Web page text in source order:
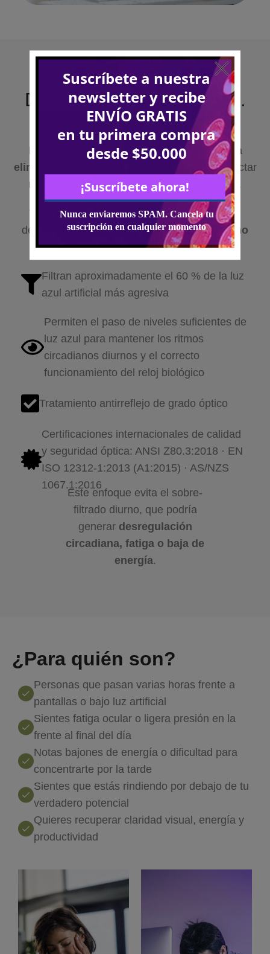
Diseño óptico consciente.
Lo que nos diferencia
Proteger los ojos durante el díano significa
eliminar la luz azul
, ya que hacerlo podría afectar
negativamente los ritmos biológicos diurnos.
Tras años de pruebas y experiencia técnica,
desarrollamos lentes con unequilibrio óptimo
entre protección ocular y confort visual
Filtran aproximadamente el 60 % de la luz
azul artificial más agresiva
Permiten el paso de niveles suficientes de
luz azul para mantener los ritmos
circadianos diurnos y el correcto
funcionamiento del reloj biológico
Tratamiento antirreflejo de grado óptico
Certificaciones internacionales de calidad
y seguridad óptica: ANSI Z80.3:2018 · EN
ISO 12312-1:2013 (A1:2015) · AS/NZS
1067.1:2016
Este enfoque evita el sobre-
filtrado diurno, que podría
generar desregulación
circadiana, fatiga o baja de
energía.
¿Para quién son?
Personas que pasan varias horas frente a
pantallas o bajo luz artificial
Sientes fatiga ocular o ligera presión en la
frente al final del día
Notas bajones de energía o dificultad para
concentrarte por la tarde
Sientes que estás rindiendo por debajo de tu
verdadero potencial
Quieres recuperar claridad visual, energía y
productividad